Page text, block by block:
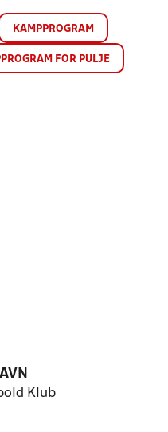
KAMPPROGRAM
FOR PULJE
Klub